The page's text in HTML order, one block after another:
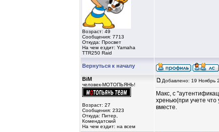
Возраст: 49
Сообщения: 7713
Откуда: Просвет
На чем ездит: Yamaha
TTR250 Raid
Вернуться к началу
BiM
человек-МОТОПЬЯНЬ!
Возраст: 27
Сообщения: 2323
Откуда: Питер,
Комендатский
На чем ездит: на всем
Добавлено: 19 Ноябрь
Макс, с
хренью(при учете что
вместе.